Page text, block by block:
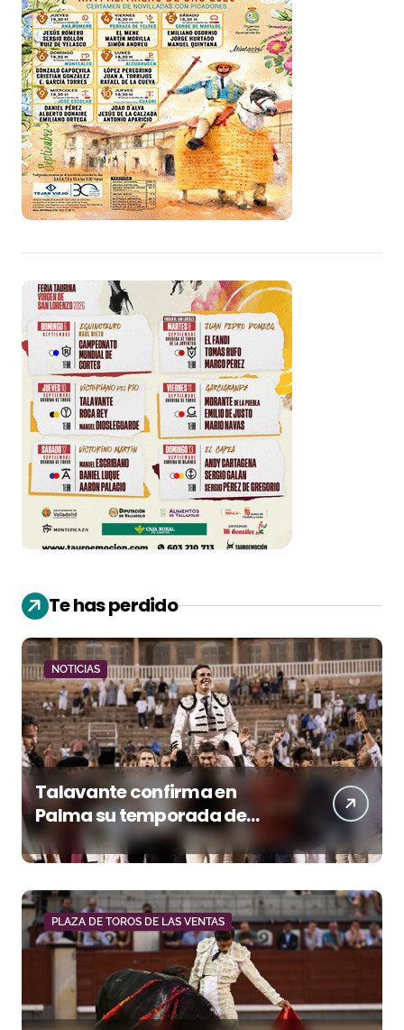
Te has perdido
NOTICIAS
Talavante confirma en
Palma su temporada de
figura y el palco niega el
premio a Roca Rey
PLAZA DE TOROS DE LAS VENTAS